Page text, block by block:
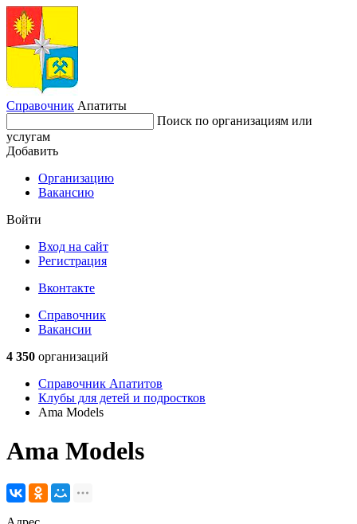
Справочник Апатиты
Поиск по организациям или
услугам
Добавить
Организацию
Вакансию
Войти
Вход на сайт
Регистрация
Вконтакте
Справочник
Вакансии
4 350 организаций
Справочник Апатитов
Клубы для детей и подростков
Ama Models
Ama Models